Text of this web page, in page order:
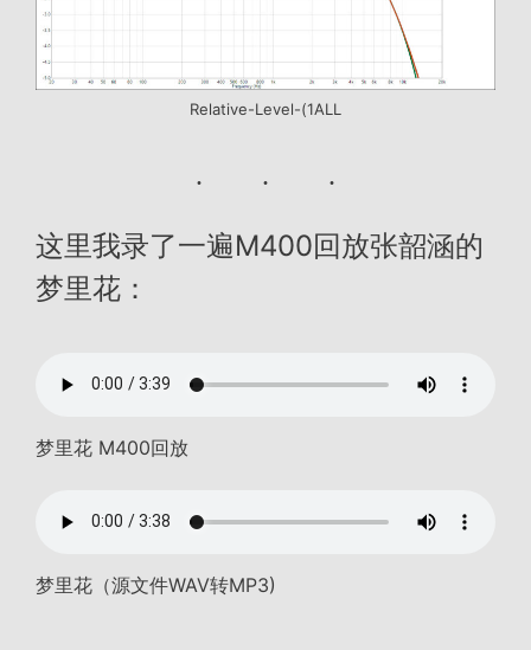
Relative-Level-(1ALL
这里我录了一遍M400回放张韶涵的
梦里花：
梦里花 M400回放
梦里花（源文件WAV转MP3)